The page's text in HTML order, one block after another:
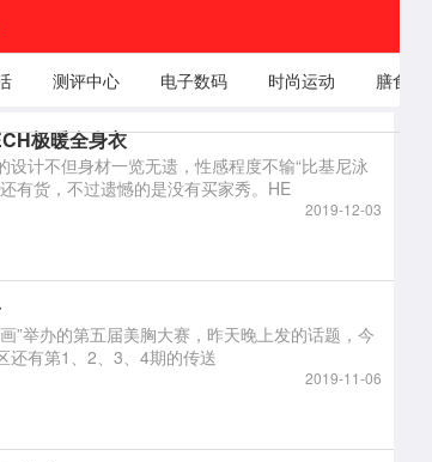
测评中心 电子数码 时尚运动 膳食养生
极暖全身衣
计不但身材一览无遗，性感程度不输“比基尼泳
有货，不过遗憾的是没有买家秀。HE
2019-12-03
”举办的第五届美胸大赛，昨天晚上发的话题，今
还有第1、2、3、4期的传送
2019-11-06